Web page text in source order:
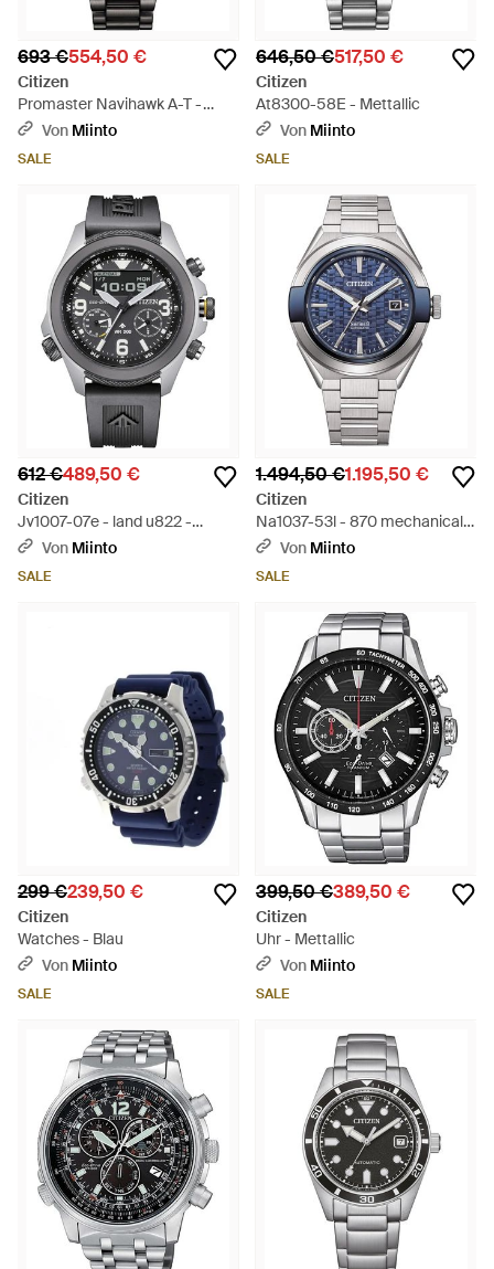
693 €554,50 €
Citizen
Promaster Navihawk A-T -
Mettallic
Von Miinto
SALE
646,50 €517,50 €
Citizen
At8300-58E - Mettallic
Von Miinto
SALE
612 €489,50 €
Citizen
Jv1007-07e - land u822 -
Mettallic
Von Miinto
SALE
1.494,50 €1.195,50 €
Citizen
Na1037-53l - 870 mechanical -
Mettallic
Von Miinto
SALE
299 €239,50 €
Citizen
Watches - Blau
Von Miinto
SALE
399,50 €389,50 €
Citizen
Uhr - Mettallic
Von Miinto
SALE